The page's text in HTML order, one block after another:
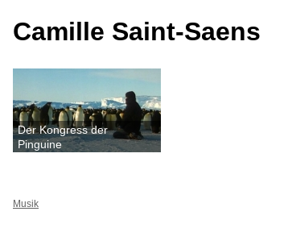
Camille Saint-Saens
Der Kongress der
Pinguine
Musik